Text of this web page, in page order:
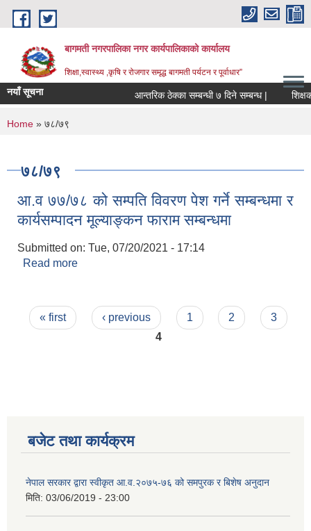
Skip to main content
बागमती नगरपालिका नगर कार्यपालिकाको कार्यालय
शिक्षा,स्वास्थ्य ,कृषि र रोजगार समृद्ध बागमती पर्यटन र पूर्वाधार”
नयाँ सूचना आन्तरिक ठेक्का सम्बन्धी ७ दिने सम्बन्ध |
You are here
Home » ७८/७९
७८/७९
आ.व ७७/७८ को सम्पति विवरण पेश गर्ने सम्बन्धमा र
कार्यसम्पादन मूल्याङ्कन फाराम सम्बन्धमा
Submitted on: Tue, 07/20/2021 - 17:14
Read more
Pages
« first ‹ previous 1 2
3
4
बजेट तथा कार्यक्रम
नेपाल सरकार द्वारा स्वीकृत आ.व.२०७५-७६ को समपुरक र बिशेष अनुदान
मिति: 03/06/2019 - 23:00